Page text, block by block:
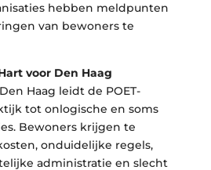
hebben meldpunten
van bewoners te
voor Den Haag
Haag leidt de POET-
tot onlogische en soms
Bewoners krijgen te
onduidelijke regels,
administratie en slecht